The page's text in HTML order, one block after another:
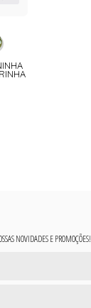
NOVIDADES E PROMOÇÕES!